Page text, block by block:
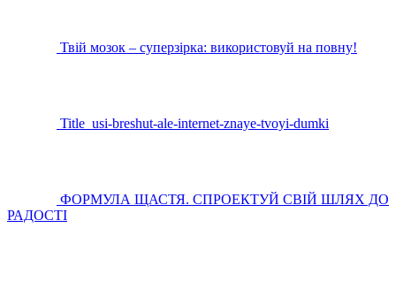
Твій мозок – суперзірка: використовуй на повну!
Title_usi-breshut-ale-internet-znaye-tvoyi-dumki
ФОРМУЛА ЩАСТЯ. СПРОЕКТУЙ СВІЙ ШЛЯХ ДО
РАДОСТІ